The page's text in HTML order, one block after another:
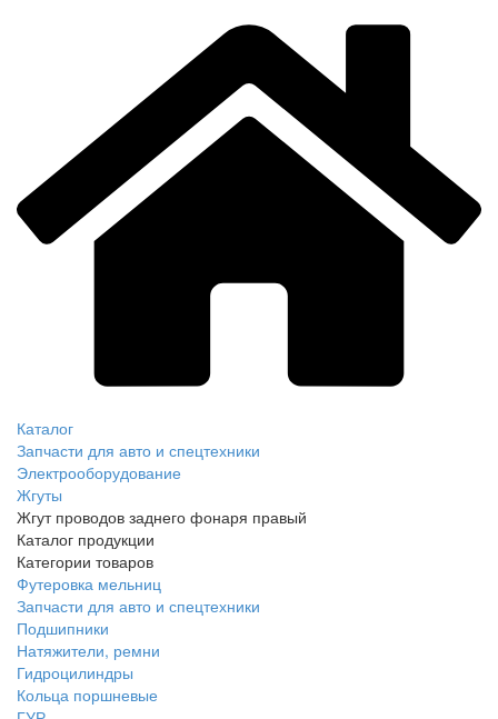
Каталог
Запчасти для авто и спецтехники
Электрооборудование
Жгуты
Жгут проводов заднего фонаря правый
Каталог продукции
Категории товаров
Футеровка мельниц
Запчасти для авто и спецтехники
Подшипники
Натяжители, ремни
Гидроцилиндры
Кольца поршневые